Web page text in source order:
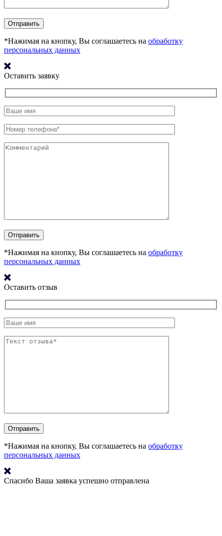
*Нажимая на кнопку, Вы соглашаетесь на обработку
персональных данных
Оставить заявку
*Нажимая на кнопку, Вы соглашаетесь на обработку
персональных данных
Оставить отзыв
*Нажимая на кнопку, Вы соглашаетесь на обработку
персональных данных
Спасибо Ваша заявка успешно отправлена